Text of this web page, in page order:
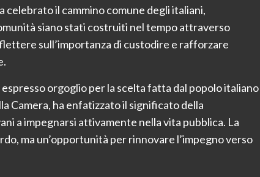
il cammino comune degli italiani,
siano stati costruiti nel tempo attraverso
sull’importanza di custodire e rafforzare
orgoglio per la scelta fatta dal popolo italiano
Camera, ha enfatizzato il significato della
a impegnarsi attivamente nella vita pubblica. La
ma un’opportunità per rinnovare l’impegno verso